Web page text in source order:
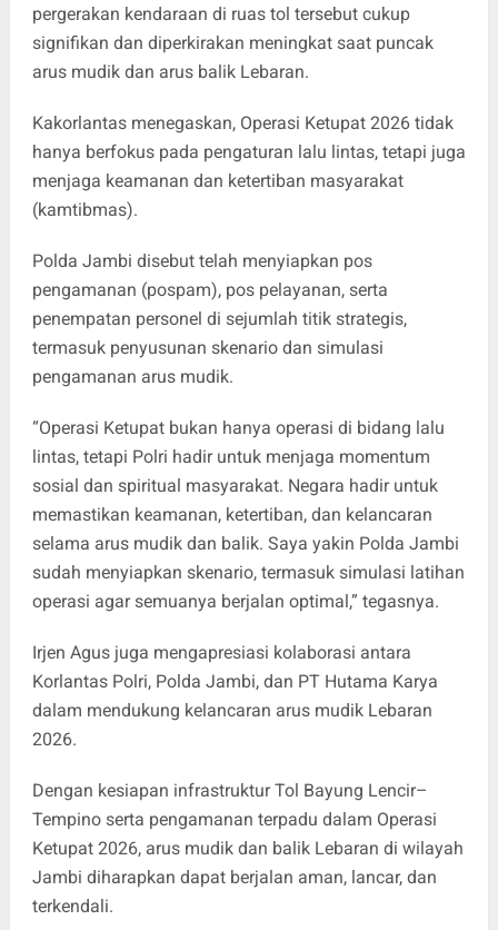
pergerakan kendaraan di ruas tol tersebut cukup
signifikan dan diperkirakan meningkat saat puncak
arus mudik dan arus balik Lebaran.
Kakorlantas menegaskan, Operasi Ketupat 2026 tidak
hanya berfokus pada pengaturan lalu lintas, tetapi juga
menjaga keamanan dan ketertiban masyarakat
(kamtibmas).
Polda Jambi disebut telah menyiapkan pos
pengamanan (pospam), pos pelayanan, serta
penempatan personel di sejumlah titik strategis,
termasuk penyusunan skenario dan simulasi
pengamanan arus mudik.
“Operasi Ketupat bukan hanya operasi di bidang lalu
lintas, tetapi Polri hadir untuk menjaga momentum
sosial dan spiritual masyarakat. Negara hadir untuk
memastikan keamanan, ketertiban, dan kelancaran
selama arus mudik dan balik. Saya yakin Polda Jambi
sudah menyiapkan skenario, termasuk simulasi latihan
operasi agar semuanya berjalan optimal,” tegasnya.
Irjen Agus juga mengapresiasi kolaborasi antara
Korlantas Polri, Polda Jambi, dan PT Hutama Karya
dalam mendukung kelancaran arus mudik Lebaran
2026.
Dengan kesiapan infrastruktur Tol Bayung Lencir–
Tempino serta pengamanan terpadu dalam Operasi
Ketupat 2026, arus mudik dan balik Lebaran di wilayah
Jambi diharapkan dapat berjalan aman, lancar, dan
terkendali.